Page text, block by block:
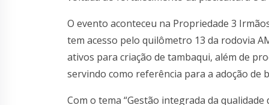
O evento aconteceu na Propriedade 3
tem acesso pelo quilômetro 13 da rodovia
ativos para criação de tambaqui, além de
servindo como referência para a adoção de
Com o tema “Gestão integrada da